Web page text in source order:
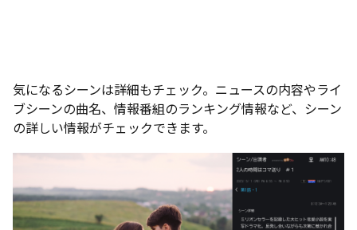
気になるシーンは詳細もチェック。ニュースの内容やライ
ブシーンの曲名、情報番組のランキング情報など、シーン
の詳しい情報がチェックできます。